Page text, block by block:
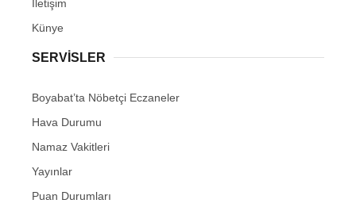
İletişim
Künye
SERVISLER
Boyabat’ta Nöbetçi Eczaneler
Hava Durumu
Namaz Vakitleri
Yayınlar
Puan Durumları